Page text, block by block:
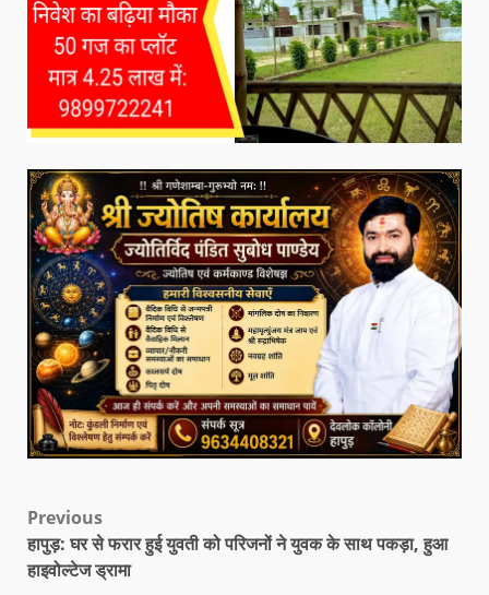
Previous
हापुड़: घर से फरार हुई युवती को परिजनों ने युवक के साथ पकड़ा, हुआ
हाइवोल्टेज ड्रामा